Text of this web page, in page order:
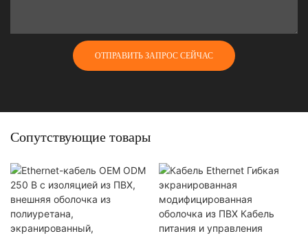
ОТПРАВИТЬ ЗАПРОС СЕЙЧАС
Сопутствующие товары